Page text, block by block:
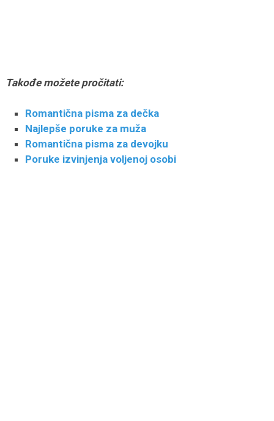
Takođe možete pročitati:
Romantična pisma za dečka
Najlepše poruke za muža
Romantična pisma za devojku
Poruke izvinjenja voljenoj osobi